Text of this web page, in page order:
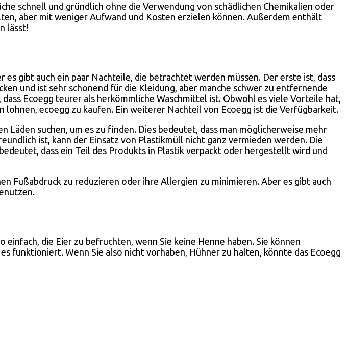
schnell und gründlich ohne die Verwendung von schädlichen Chemikalien oder
aber mit weniger Aufwand und Kosten erzielen können. Außerdem enthält
lässt!
gibt auch ein paar Nachteile, die betrachtet werden müssen. Der erste ist, dass
und ist sehr schonend für die Kleidung, aber manche schwer zu entfernende
Ecoegg teurer als herkömmliche Waschmittel ist. Obwohl es viele Vorteile hat,
lohnen, ecoegg zu kaufen. Ein weiterer Nachteil von Ecoegg ist die Verfügbarkeit.
suchen, um es zu finden. Dies bedeutet, dass man möglicherweise mehr
ist, kann der Einsatz von Plastikmüll nicht ganz vermieden werden. Die
dass ein Teil des Produkts in Plastik verpackt oder hergestellt wird und
Fußabdruck zu reduzieren oder ihre Allergien zu minimieren. Aber es gibt auch
die Eier zu befruchten, wenn Sie keine Henne haben. Sie können
funktioniert. Wenn Sie also nicht vorhaben, Hühner zu halten, könnte das Ecoegg